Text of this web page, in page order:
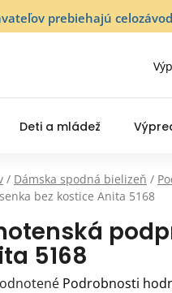
prebiehajú
Deti a mládež
/ Dámska spodná bielizeň /
bez kostice Anita 5168
5168
Podrobnosti